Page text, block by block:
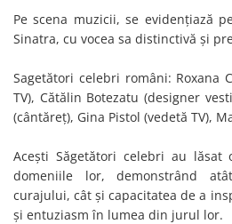
Pe scena muzicii, se evidențiază
Sinatra, cu vocea sa distinctivă și
Sagetători celebri români: Roxana
TV), Cătălin Botezatu (designer
(cântăreț), Gina Pistol (vedetă TV),
Acești Săgetători celebri au
domeniile lor, demonstrând
curajului, cât și capacitatea de a
și entuziasm în lumea din jurul lor.